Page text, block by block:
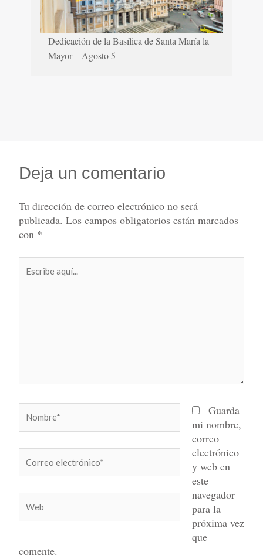
Dedicación de la Basílica de Santa María la
Mayor – Agosto 5
Deja un comentario
Tu dirección de correo electrónico no será
publicada. Los campos obligatorios están marcados
con *
aquí...
electrónico*
Guarda
mi nombre,
correo
electrónico
y web en
este
navegador
para la
próxima vez
que
comente.